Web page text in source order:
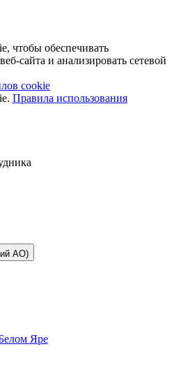
чтобы обеспечивать
сайта и анализировать сетевой
cookie
Правила использования
АО)
Яре